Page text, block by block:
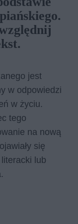
jest
w odpowiedzi
w życiu.
tego
na nową
się
lub